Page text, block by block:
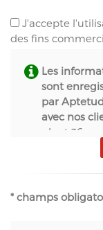
J'accepte
des fins
Les
sont
par
avec nos
pendant 36
- S.A.S.
en qualité de
récipiendaire
- Natural-net
- Kiubi
* champs